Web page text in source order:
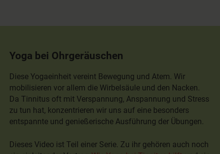
Yoga bei Ohrgeräuschen
Diese Yogaeinheit vereint Bewegung und Atem. Wir
mobilisieren vor allem die Wirbelsäule und den Nacken.
Da Tinnitus oft mit Verspannung, Anspannung und Stress
zu tun hat, konzentrieren wir uns auf eine besonders
entspannte und genießerische Ausführung der Übungen.
Dieses Video ist Teil einer Serie. Zu ihr gehören auch noch